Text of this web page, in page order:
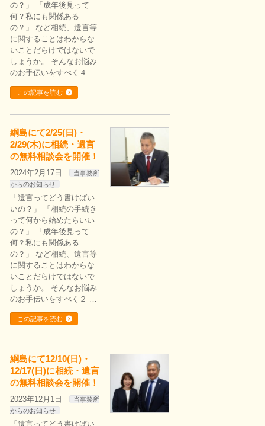
の？」 「成年後見って
何？私にも関係ある
の？」 など相続、遺言等
に関することはわからな
いことだらけではないで
しょうか。 そんなお悩み
のお手伝いをすべく４ …
この記事を読む
綱島にて2/25(日)・
2/29(木)に相続・遺言
の無料相談会を開催！
2024年2月17日
当事務所
からのお知らせ
「遺言ってどう書けばい
いの？」 「相続の手続き
って何から始めたらいい
の？」 「成年後見って
何？私にも関係ある
の？」 など相続、遺言等
に関することはわからな
いことだらけではないで
しょうか。 そんなお悩み
のお手伝いをすべく２ …
この記事を読む
綱島にて12/10(日)・
12/17(日)に相続・遺言
の無料相談会を開催！
2023年12月1日
当事務所
からのお知らせ
「遺言ってどう書けばい